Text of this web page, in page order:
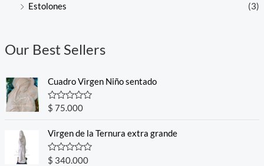
Estolones
(3)
Our Best Sellers
Cuadro Virgen Niño sentado
R
a
e
0
o
$ 75.000
Virgen de la Ternura extra grande
R
$ 340.000